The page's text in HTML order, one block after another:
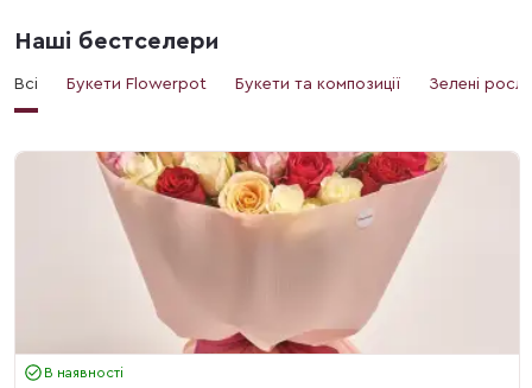
Наші бестселери
Всі Букети Flowerpot Букети та композиції Зелені
В наявності